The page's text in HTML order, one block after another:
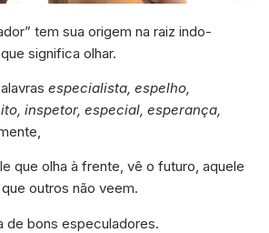
tem sua origem na raiz indo-
significa olhar.
especialista, espelho,
inspetor, especial, esperança,
que olha à frente, vê o futuro, aquele
outros não veem.
de bons especuladores.